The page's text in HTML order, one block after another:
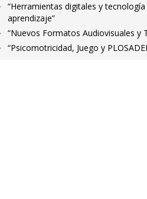
“Herramientas digitales y
aprendizaje”
“Nuevos Formatos Audiovisuales y
“Psicomotricidad, Juego y